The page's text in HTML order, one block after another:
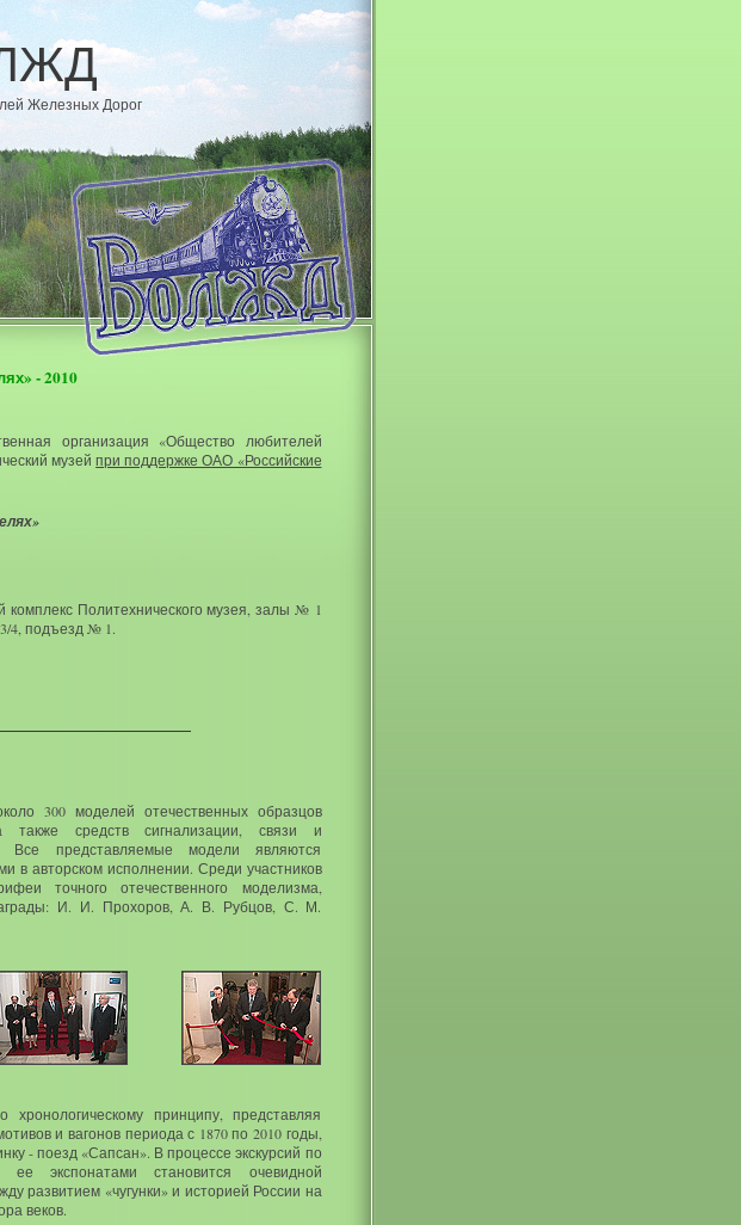
Железных Дорог
- 2010
организация «Общество любителей
музейпри поддержке ОАО «Российские
Политехнического музея, залы № 1
4, подъезд № 1.
300 моделей отечественных образцов
также средств сигнализации, связи и
Все представляемые модели являются
в авторском исполнении. Среди участников
точного отечественного моделизма,
И. И. Прохоров, А. В. Рубцов, С. М.
хронологическому принципу, представляя
и вагонов периода с 1870 по 2010 годы,
- поезд «Сапсан». В процессе экскурсий по
экспонатами становится очевидной
развитием «чугунки» и историей России на
веков.